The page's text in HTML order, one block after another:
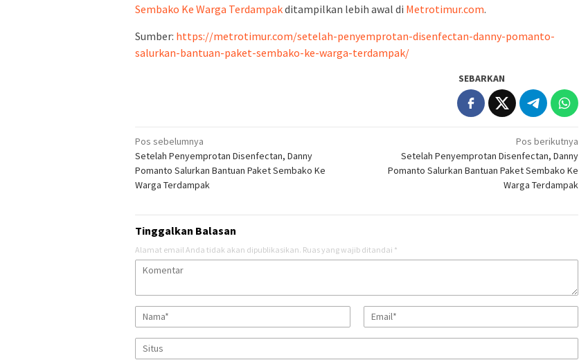
Sembako Ke Warga Terdampakditampilkan lebih awal di Metrotimur.com.
Sumber: https://metrotimur.com/setelah-penyemprotan-disenfectan-danny-pomanto-
salurkan-bantuan-paket-sembako-ke-warga-terdampak/
SEBARKAN
Navigasi
pos
Pos sebelumnya
Setelah Penyemprotan Disenfectan, Danny
Pomanto Salurkan Bantuan Paket Sembako Ke
Warga Terdampak
Pos berikutnya
Setelah Penyemprotan Disenfectan, Danny
Pomanto Salurkan Bantuan Paket Sembako Ke
Warga Terdampak
Tinggalkan Balasan
Alamat email Anda tidak akan dipublikasikan. Ruas yang wajib ditandai *